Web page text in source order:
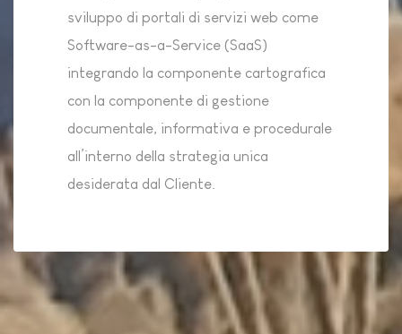
sviluppo di portali di servizi web come
Software-as-a-Service (SaaS)
integrando la componente cartografica
con la componente di gestione
documentale, informativa e procedurale
all’interno della strategia unica
desiderata dal Cliente.